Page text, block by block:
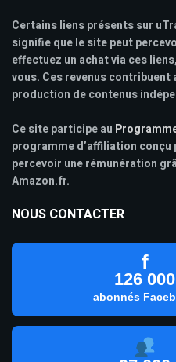
Certains liens présents sur
signifie que le site peut
effectuez un achat via ces
vous. Ces revenus contribuent
production de contenus
Ce site participe au
programme d’affiliation
percevoir une rémunération
Amazon.fr.
NOUS CONTACTER
f
126 000
abonnés